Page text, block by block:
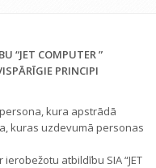
“JET COMPUTER ”
PRINCIPI
kura apstrādā
kuras uzdevumā personas
atbildību SIA “JET